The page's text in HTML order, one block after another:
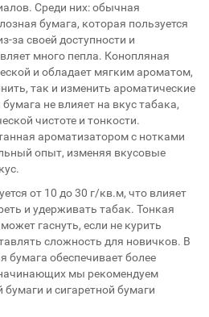
Среди них: обычная
бумага, которая пользуется
за своей доступности и
много пепла. Конопляная
и обладает мягким ароматом,
так и изменить ароматические
не влияет на вкус табака,
чистоте и тонкости.
ароматизатором с нотками
опыт, изменяя вкусовые
от 10 до 30 г/кв.м, что влияет
и удерживать табак. Тонкая
гаснуть, если не курить
сложность для новичков. В
бумага обеспечивает более
мы рекомендуем
и сигаретной бумаги